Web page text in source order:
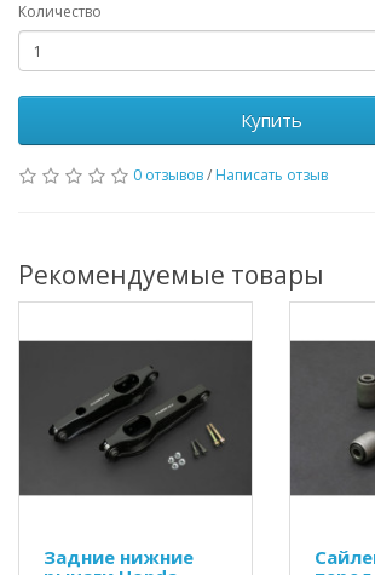
Количество
Купить
0 отзывов/ Написать отзыв
Рекомендуемые товары
Задние нижние